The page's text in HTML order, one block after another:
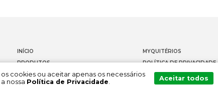
INÍCIO
PRODUTOS
DOCUMENTAÇÃO
SOBRE NÓS
MYQUITÉRIOS
POLÍTICA DE PRIVACIDADE
CONTACTOS
CANAL DE DENÚNCIAS
cookies ou aceitar apenas os necessários
nossa Política de Privacidade. Aceitar todos